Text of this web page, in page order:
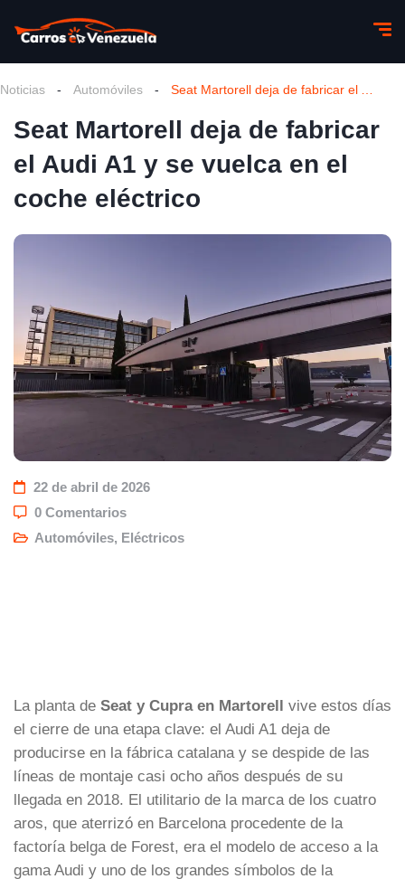
Noticias - Automóviles -
Seat Martorell deja de fabricar
el Audi A1 y se vuelca en el
coche eléctrico
22 de abril de 2026
0 Comentarios
Automóviles, Eléctricos
La planta de Seat y Cupra en Martorell vive estos días
el cierre de una etapa clave: el Audi A1 deja de
producirse en la fábrica catalana y se despide de las
líneas de montaje casi ocho años después de su
llegada en 2018. El utilitario de la marca de los cuatro
aros, que aterrizó en Barcelona procedente de la
factoría belga de Forest, era el modelo de acceso a la
gama Audi y uno de los grandes símbolos de la